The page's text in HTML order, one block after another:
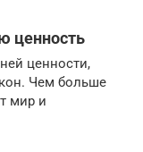
ценность
ценности,
Чем больше
мир и